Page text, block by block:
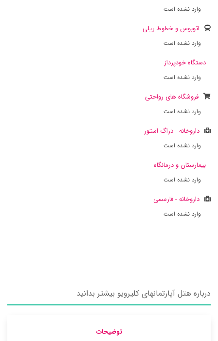
وارد نشده است
اتوبوس و خطوط ریلی
وارد نشده است
دستگاه خودپرداز
وارد نشده است
فروشگاه های رواحتی
وارد نشده است
داروخانه - دراگ استور
وارد نشده است
بیمارستان و درمانگاه
وارد نشده است
داروخانه - فارمسی
وارد نشده است
درباره هتل آپارتمانهای کلیرویو بیشتر بدانید
توضیحات